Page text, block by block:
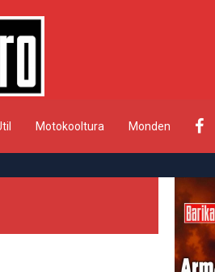
Motokooltura Monden